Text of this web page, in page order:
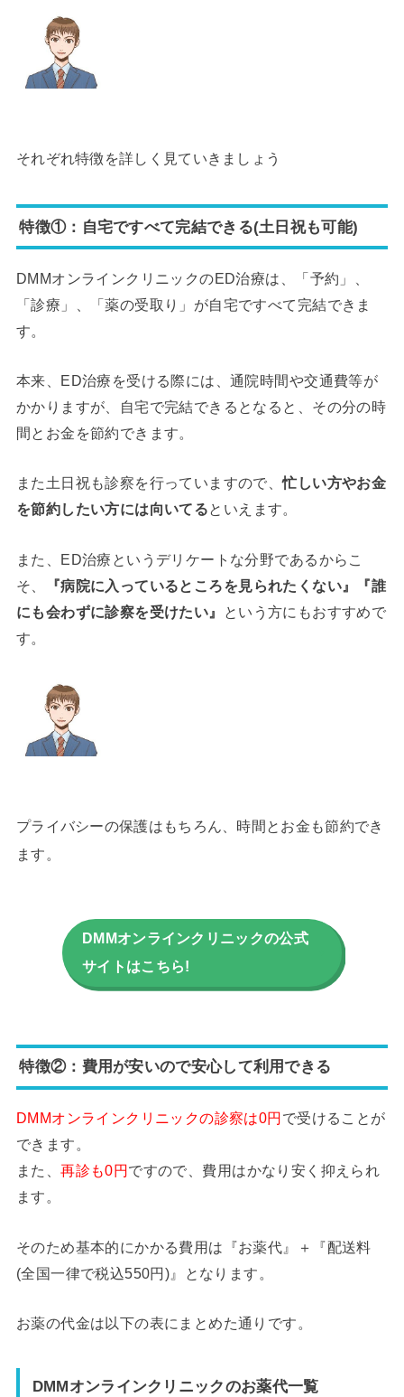
それぞれ特徴を詳しく見ていきましょう
特徴①：自宅ですべて完結できる(土日祝も可能)
DMMオンラインクリニックのED治療は、「予約」、
「診療」、「薬の受取り」が自宅ですべて完結できま
す。
本来、ED治療を受ける際には、通院時間や交通費等が
かかりますが、自宅で完結できるとなると、その分の時
間とお金を節約できます。
また土日祝も診察を行っていますので、忙しい方やお金
を節約したい方には向いてるといえます。
また、ED治療というデリケートな分野であるからこ
そ、
『病院に入っているところを見られたくない』『誰
にも会わずに診察を受けたい』
という方にもおすすめで
す。
プライバシーの保護はもちろん、時間とお金も節約でき
ます。
DMMオンラインクリニックの公式
サイトはこちら!
特徴②：費用が安いので安心して利用できる
DMMオンラインクリニックの診察は0円で受けることが
できます。
また、再診も0円ですので、費用はかなり安く抑えられ
ます。
そのため基本的にかかる費用は『お薬代』＋『配送料
(全国一律で税込550円)』となります。
お薬の代金は以下の表にまとめた通りです。
DMMオンラインクリニックのお薬代一覧